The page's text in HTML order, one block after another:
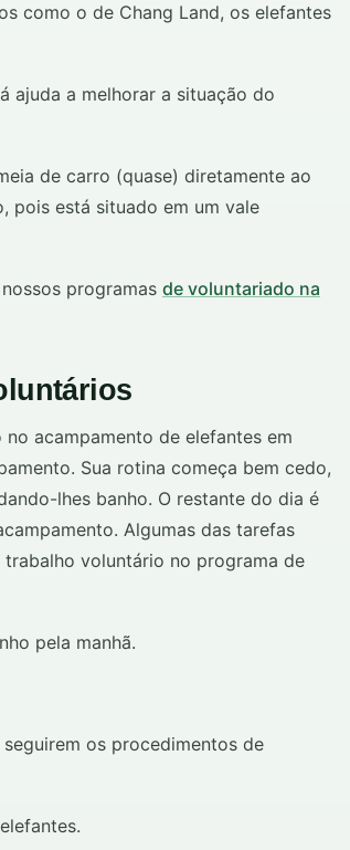
como o de Chang Land, os elefantes
ajuda a melhorar a situação do
de carro (quase) diretamente ao
pois está situado em um vale
programas de voluntariado na
acampamento de elefantes em
Sua rotina começa bem cedo,
lhes banho. O restante do dia é
Algumas das tarefas
voluntário no programa de
pela manhã.
os procedimentos de